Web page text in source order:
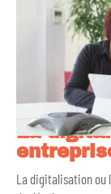
La
La digitalisation ou